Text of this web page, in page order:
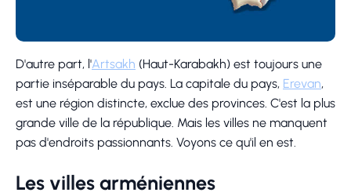
D'autre part, l'Artsakh (Haut-Karabakh) est toujours une
partie inséparable du pays. La capitale du pays, Erevan,
est une région distincte, exclue des provinces. C'est la plus
grande ville de la république. Mais les villes ne manquent
pas d'endroits passionnants. Voyons ce qu'il en est.
Les villes arméniennes